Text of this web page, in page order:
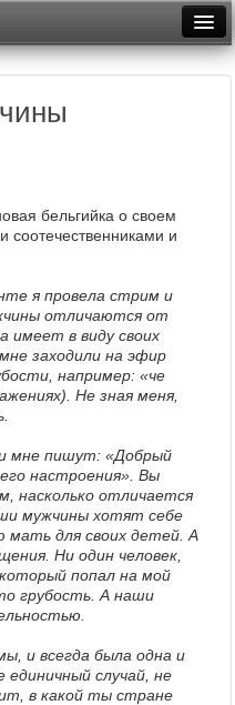
бельгийка о своем
соотечественниками и
я провела стрим и
отличаются от
имеет в виду своих
заходили на эфир
например: «че
Не зная меня,
мне пишут: «Добрый
настроения». Вы
насколько отличается
мужчины хотят себе
мать для своих детей. А
Ни один человек,
попал на мой
грубость. А наши
и всегда была одна и
случай, не
в какой ты стране